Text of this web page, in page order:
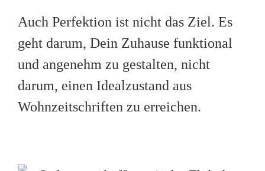
Auch Perfektion ist nicht das Ziel. Es
geht darum, Dein Zuhause funktional
und angenehm zu gestalten, nicht
darum, einen Idealzustand aus
Wohnzeitschriften zu erreichen.